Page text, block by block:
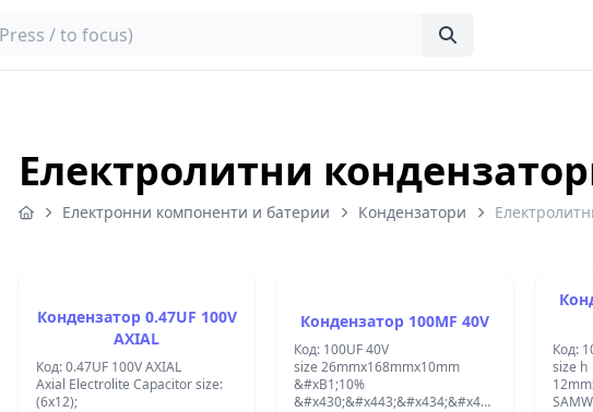
Електролитни
Електронни компоненти и батерии Кондензатори
Кондензатор 0.47UF 100V
AXIAL
Код: 0.47UF 100V AXIAL
Axial Electrolite Capacitor size:
(6x12);
Кондензатор 100MF 40V
Код: 100UF 40V
size 26mmx168mmx10mm
&#xB1;10%
&#x430;&#x443;&#x434;&#x438;&#x43E;
Код:
size h